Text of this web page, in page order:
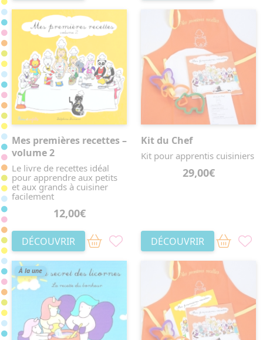
Mes premières recettes –
volume 2
Le livre de recettes idéal
pour apprendre aux petits
et aux grands à cuisiner
facilement
12,00€
DÉCOUVRIR
Kit du Chef
Kit pour apprentis cuisiniers
29,00€
DÉCOUVRIR
À la une